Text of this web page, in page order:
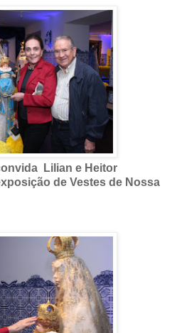
Lilian e Heitor
de Vestes de Nossa